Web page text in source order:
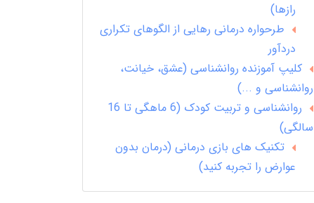
رازها)
طرحواره درمانی رهایی از الگوهای تکراری
دردآور
کلیپ آموزنده روانشناسی (عشق، خیانت،
روانشناسی و ...)
روانشناسی و تربیت کودک (6 ماهگی تا 16
سالگی)
تکنیک های بازی درمانی (درمان بدون
عوارض را تجربه کنید)